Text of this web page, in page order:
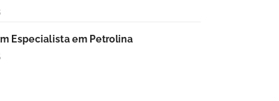
Especialista em Petrolina